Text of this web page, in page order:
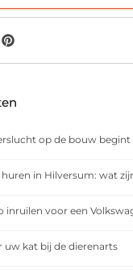
op de bouw begint
in Hilversum: wat
inruilen voor een
uw kat bij de dierenarts